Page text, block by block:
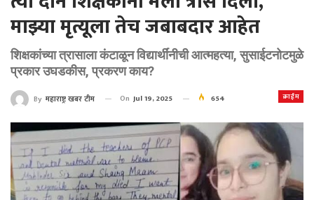
माझ्या मृत्यूला तेच जबाबदार आहेत
शिक्षकांच्या त्रासाला कंटाळून विद्यार्थींनीची आत्महत्या, सुसाईटनोटमुळे
प्रकार उघडकीस, प्रकरण काय?
क्राईम
By महाराष्ट्र खबर टीम On Jul 19, 2025 654